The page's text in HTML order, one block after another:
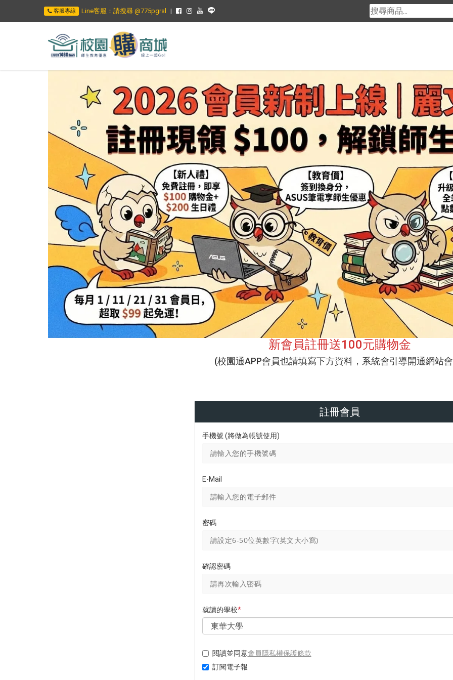
客服專線 Line客服：請搜尋 @775pgrsl
新會員註冊送100元購物金
(校園通APP會員也請填寫下方資料，系統會引導開通網站
註冊會員
手機號 (將做為帳號使用)
E-Mail
密碼
確認密碼
就讀的學校*
閱讀並同意會員隱私權保護條款
訂閱電子報